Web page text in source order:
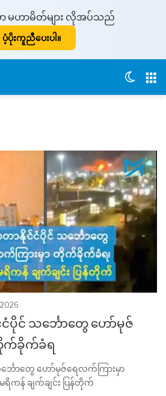
ာ မဟာမိတ်များ လိုအပ်သည်
ပံ့ပိုးကူညီပေးပါ။
2026
ပိုင် သင်္ဘောတွေ ဟော်မုဇ်
က်ခိုက်ခံရ
ဘောတွေ ဟော်မုဇ်ရေလက်ကြားမှာ
န် ချက်ချင်း ပြန်တိုက်